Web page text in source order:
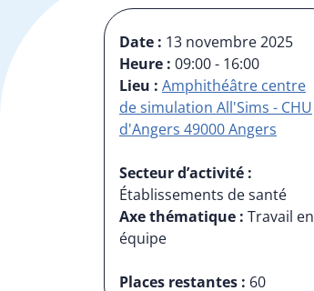
Date : 13 novembre 2025
Heure : 09:00 - 16:00
Lieu : Amphithéâtre centre
de simulation All'Sims - CHU
d'Angers 49000 Angers
Secteur d’activité :
Établissements de santé
Axe thématique : Travail en
équipe
Places restantes : 60